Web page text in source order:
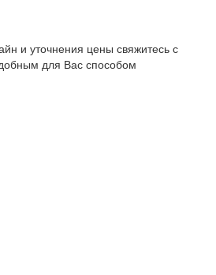
и уточнения цены свяжитесь с
для Вас способом